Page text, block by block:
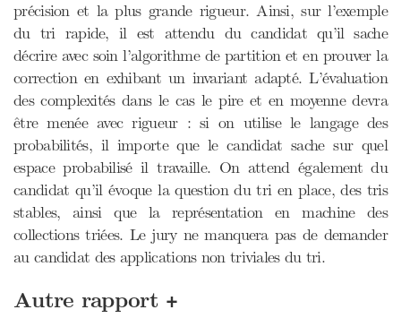
précision et la plus grande rigueur. Ainsi, sur l’exemple
du tri rapide, il est attendu du candidat qu’il sache
décrire avec soin l’algorithme de partition et en prouver la
correction en exhibant un invariant adapté. L’évaluation
des complexités dans le cas le pire et en moyenne devra
être menée avec rigueur : si on utilise le langage des
probabilités, il importe que le candidat sache sur quel
espace probabilisé il travaille. On attend également du
candidat qu’il évoque la question du tri en place, des tris
stables, ainsi que la représentation en machine des
collections triées. Le jury ne manquera pas de demander
au candidat des applications non triviales du tri.
Autre rapport +